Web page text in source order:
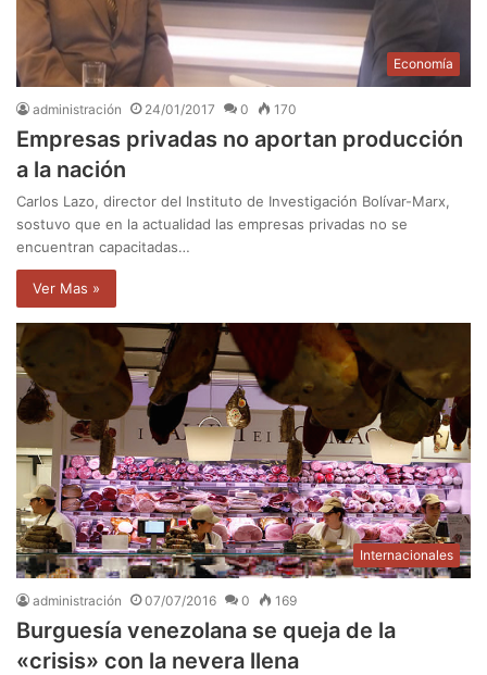
Economía
administración 24/01/2017 0 170
Empresas privadas no aportan producción
a la nación
Carlos Lazo, director del Instituto de Investigación Bolívar-Marx,
sostuvo que en la actualidad las empresas privadas no se
encuentran capacitadas…
Ver Mas »
Internacionales
administración 07/07/2016 0 169
Burguesía venezolana se queja de la
«crisis» con la nevera llena